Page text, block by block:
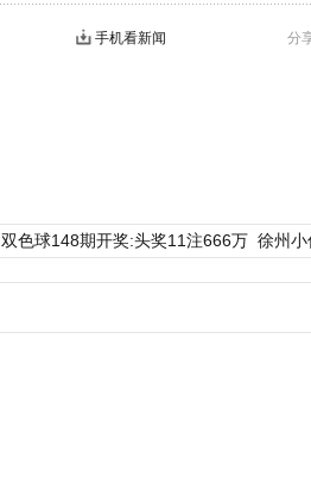
分
手机看新闻
双色球148期开奖:头奖11注666万 徐州